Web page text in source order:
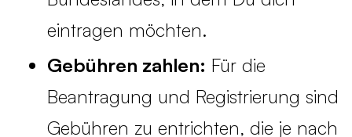
eintragen möchten.
Gebühren zahlen: Für die
Beantragung und Registrierung sind
Gebühren zu entrichten, die je nach